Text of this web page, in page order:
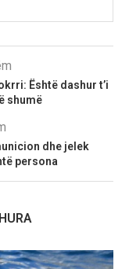
Është dashur t’i
shumë
dhe jelek
persona